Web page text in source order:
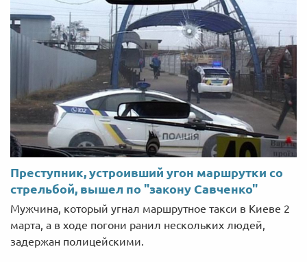
Преступник, устроивший угон маршрутки со
стрельбой, вышел по "закону Савченко"
Мужчина, который угнал маршрутное такси в Киеве 2
марта, а в ходе погони ранил нескольких людей,
задержан полицейскими.